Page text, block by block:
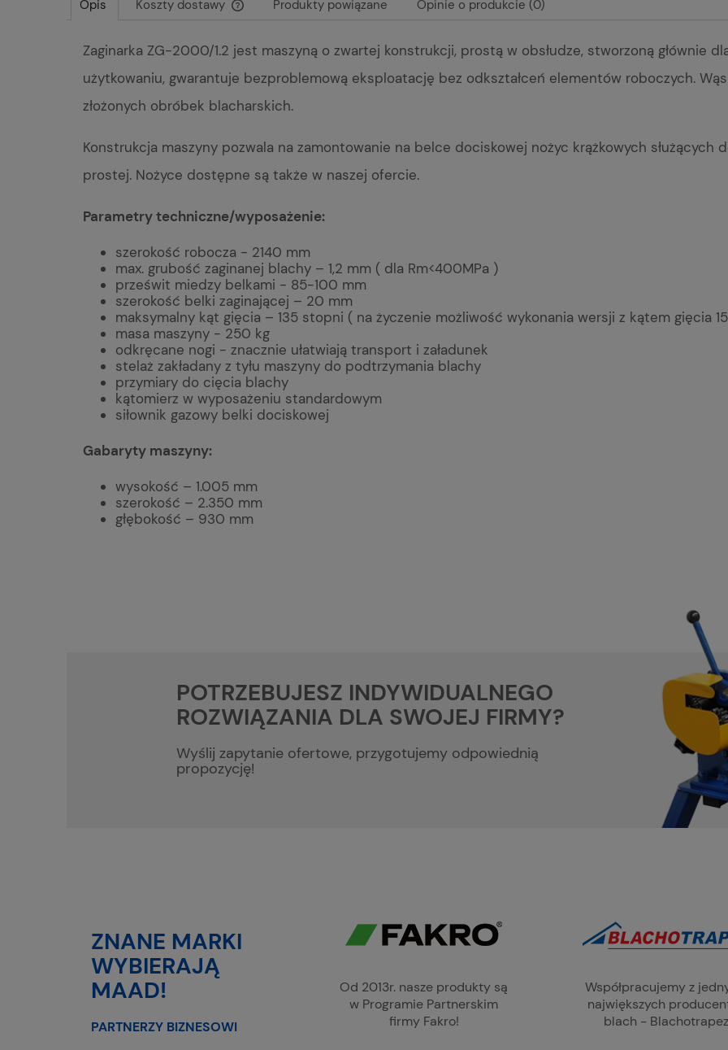
Opis Koszty dostawy
Cena nie zawiera ewentualnych kosztów
Produkty powiązane Opinie o produkcie (0)
Zaginarka ZG-2000/1.2 jest maszyną o zwartej konstrukcji, prostą w obsłudze, stworzoną głównie
użytkowaniu, gwarantuje bezproblemową eksploatację bez odkształceń elementów roboczych.
złożonych obróbek blacharskich.
Konstrukcja maszyny pozwala na zamontowanie na belce dociskowej nożyc krążkowych służących
prostej. Nożyce dostępne są także w naszej ofercie.
Parametry techniczne/wyposażenie:
szerokość robocza - 2140 mm
max. grubość zaginanej blachy – 1,2 mm ( dla Rm<400MPa )
prześwit miedzy belkami - 85-100 mm
szerokość belki zaginającej – 20 mm
maksymalny kąt gięcia – 135 stopni ( na życzenie możliwość wykonania wersji z kątem gięcia
masa maszyny - 250 kg
odkręcane nogi - znacznie ułatwiają transport i załadunek
stelaż zakładany z tyłu maszyny do podtrzymania blachy
przymiary do cięcia blachy
kątomierz w wyposażeniu standardowym
siłownik gazowy belki dociskowej
Gabaryty maszyny:
wysokość – 1.005 mm
szerokość – 2.350 mm
głębokość – 930 mm
POTRZEBUJESZ INDYWIDUALNEGO
ROZWIĄZANIA DLA SWOJEJ FIRMY?
Wyślij zapytanie ofertowe, przygotujemy odpowiednią
propozycję!
ZNANE MARKI
WYBIERAJĄ
MAAD!
PARTNERZY BIZNESOWI
Od 2013r. nasze produkty są
w Programie Partnerskim
firmy Fakro!
Współpracujemy z
największych
blach -